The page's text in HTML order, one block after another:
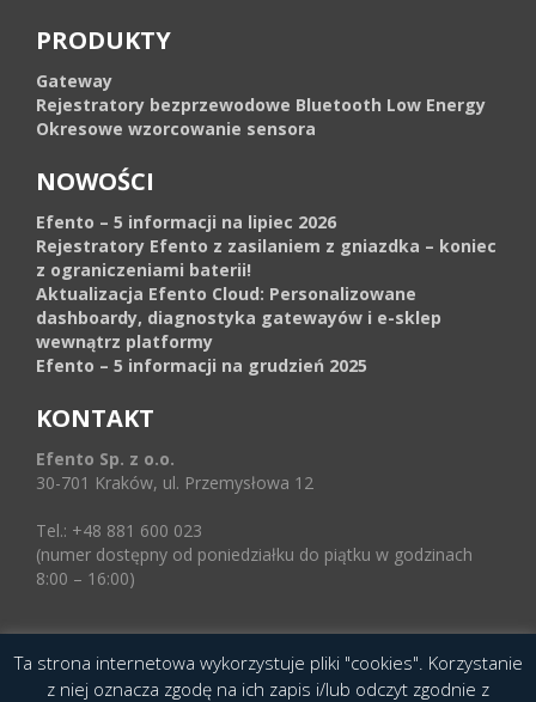
PRODUKTY
Gateway
Rejestratory bezprzewodowe Bluetooth Low Energy
Okresowe wzorcowanie sensora
NOWOŚCI
Efento – 5 informacji na lipiec 2026
Rejestratory Efento z zasilaniem z gniazdka – koniec
z ograniczeniami baterii!
Aktualizacja Efento Cloud: Personalizowane
dashboardy, diagnostyka gatewayów i e-sklep
wewnątrz platformy
Efento – 5 informacji na grudzień 2025
KONTAKT
Efento Sp. z o.o.
30-701 Kraków, ul. Przemysłowa 12
Tel.: +48 881 600 023
(numer dostępny od poniedziałku do piątku w godzinach
8:00 – 16:00)
© 2016 Copyright by Efento. All rights reserved.
Projekt i wykonanieAgencja Interaktywna
Ta strona internetowa wykorzystuje pliki "cookies". Korzystanie
z niej oznacza zgodę na ich zapis i/lub odczyt zgodnie z